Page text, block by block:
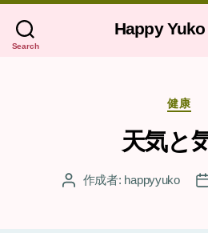
Search
Happy
カ
テ
リ
健康
天気と
投 作成者: happyyuko